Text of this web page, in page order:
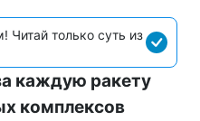
Читай только суть из
каждую ракету
комплексов